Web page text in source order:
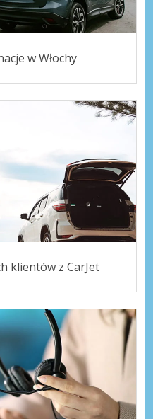
w Włochy
klientów z CarJet